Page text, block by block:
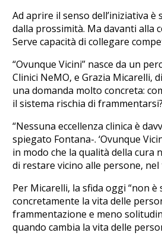
Ad aprire il senso dell’iniziativa è
dalla prossimità. Ma davanti alla
Serve capacità di collegare
“Ovunque Vicini” nasce da un
Clinici NeMO, e Grazia Micarelli,
una domanda molto concreta:
il sistema rischia di frammentarsi?
“Nessuna eccellenza clinica è
spiegato Fontana-. ‘Ovunque
in modo che la qualità della cura
di restare vicino alle persone, nel
Per Micarelli, la sfida oggi “non
concretamente la vita delle
frammentazione e meno
quando cambia la vita delle